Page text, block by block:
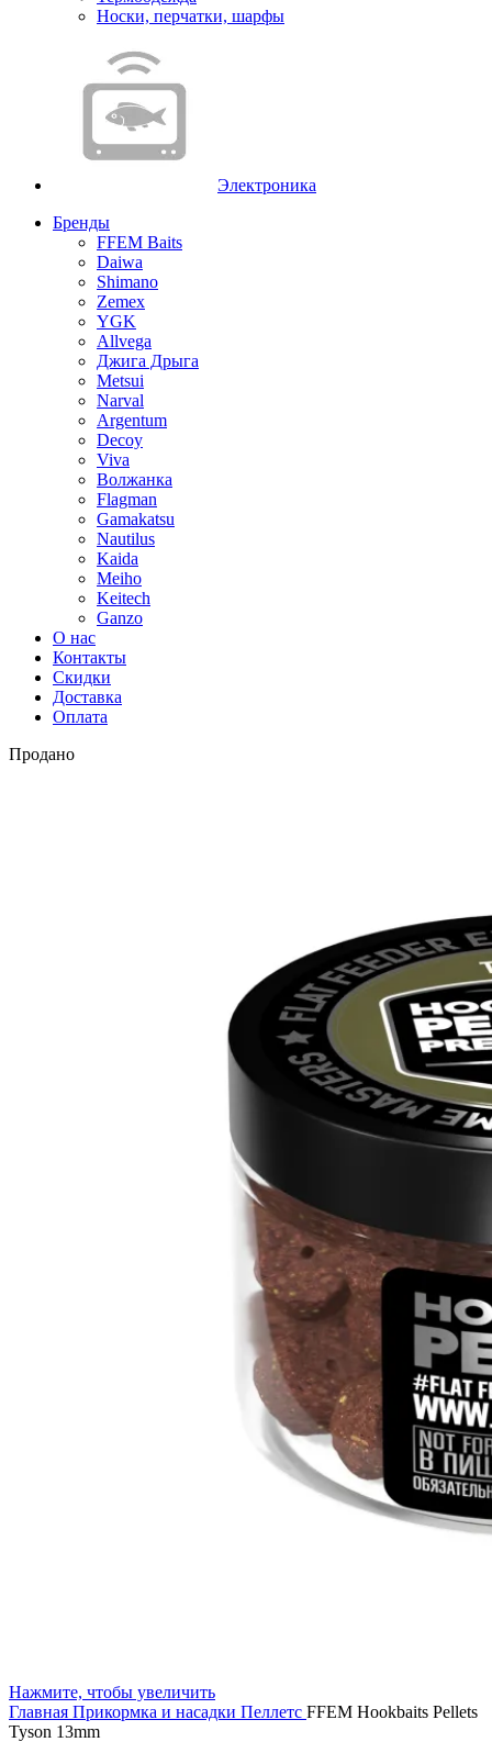
Носки, перчатки, шарфы
Электроника
Бренды
FFEM Baits
Daiwa
Shimano
Zemex
YGK
Allvega
Джига Дрыга
Metsui
Narval
Argentum
Decoy
Viva
Волжанка
Flagman
Gamakatsu
Nautilus
Kaida
Meiho
Keitech
Ganzo
О нас
Контакты
Скидки
Доставка
Оплата
Продано
Нажмите, чтобы увеличить
Главная Прикормка и насадки Пеллетс FFEM Hookbaits Pellets
Tyson 13mm